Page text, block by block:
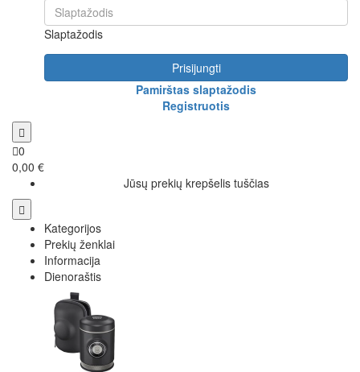
Slaptažodis
Prisijungti
Pamirštas slaptažodis
Registruotis
0
0,00 €
Jūsų prekių krepšelis tuščias
Kategorijos
Prekių ženklai
Informacija
Dienoraštis